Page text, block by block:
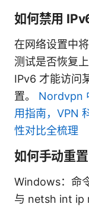
如何禁用
在网络设置中
测试是否恢复
IPv6 才能访问
置。 Nordvpn
用指南，VPN
性对比全梳理
如何手动重置
Windows：命
与 netsh int ip